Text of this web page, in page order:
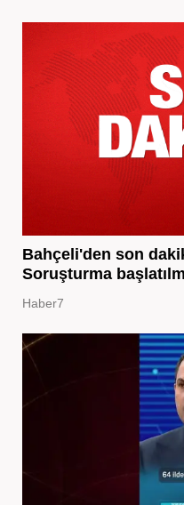
Bahçeli'den son
Soruşturma
Haber7